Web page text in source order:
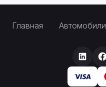
Главная Автомобили